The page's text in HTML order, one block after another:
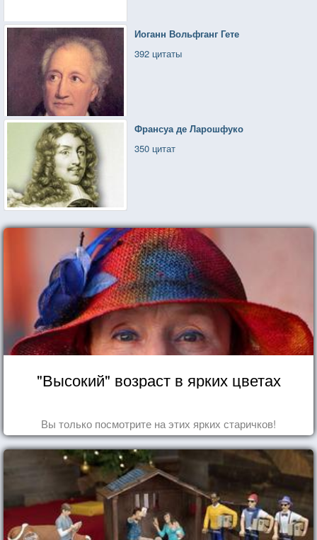
Иоганн Вольфганг Гете
392 цитаты
Франсуа де Ларошфуко
350 цитат
"Высокий" возраст в ярких цветах
Вы только посмотрите на этих ярких старичков!